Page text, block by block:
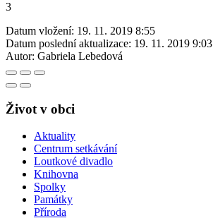
3
Datum vložení: 19. 11. 2019 8:55
Datum poslední aktualizace: 19. 11. 2019 9:03
Autor: Gabriela Lebedová
Život v obci
Aktuality
Centrum setkávání
Loutkové divadlo
Knihovna
Spolky
Památky
Příroda